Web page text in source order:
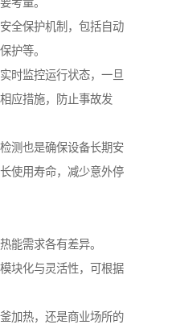
考量。
全保护机制，包括自动
护等。
时监控运行状态，一旦
应措施，防止事故发
测也是确保设备长期安
使用寿命，减少意外停
能需求各有差异。
块化与灵活性，可根据
加热，还是商业场所的